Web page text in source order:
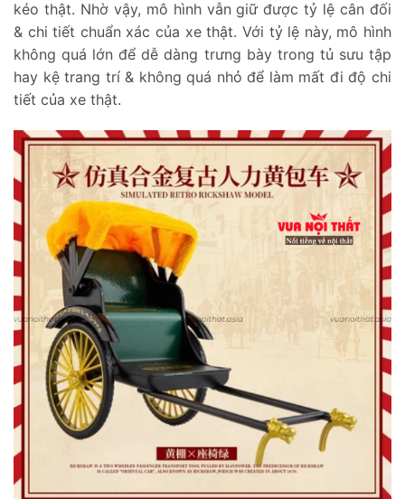
kéo thật. Nhờ vậy, mô hình vẫn giữ được tỷ lệ cân đối
& chi tiết chuẩn xác của xe thật. Với tỷ lệ này, mô hình
không quá lớn để dễ dàng trưng bày trong tủ sưu tập
hay kệ trang trí & không quá nhỏ để làm mất đi độ chi
tiết của xe thật.